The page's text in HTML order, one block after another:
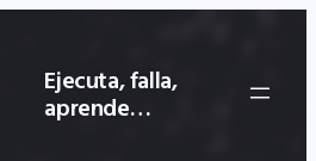
Ejecuta, falla,
aprende…